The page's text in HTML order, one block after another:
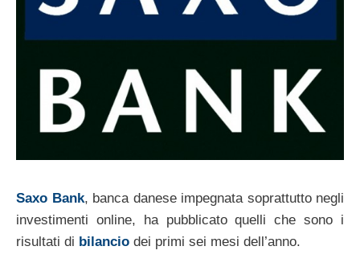
Saxo Bank, banca danese impegnata soprattutto negli
investimenti online, ha pubblicato quelli che sono i
risultati di bilancio dei primi sei mesi dell’anno.